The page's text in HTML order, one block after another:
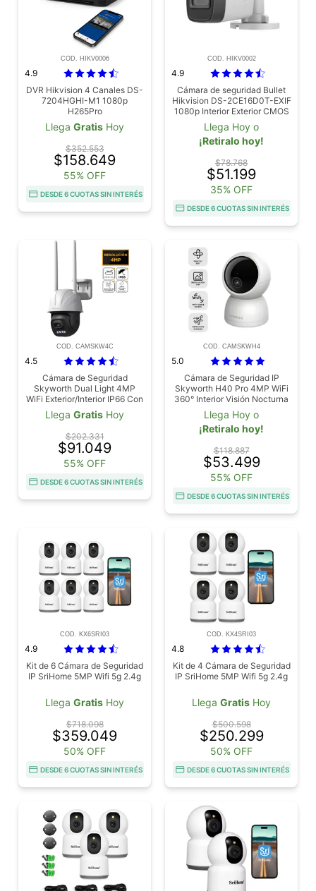
COD. HIKV0006
4.9
DVR Hikvision 4 Canales DS-
7204HGHI-M1 1080p
H265Pro
Llega Gratis Hoy
$352.553
$158.649
55% OFF
DESDE 6 CUOTAS SIN INTERÉS
COD. HIKV0002
4.9
Cámara de seguridad Bullet
Hikvision DS-2CE16D0T-EXIF
1080p Interior Exterior CMOS
de 2MP
Llega Hoy o
¡Retiralo hoy!
$78.768
$51.199
35% OFF
DESDE 6 CUOTAS SIN INTERÉS
COD. CAMSKW4C
4.5
Cámara de Seguridad
Skyworth Dual Light 4MP
WiFi Exterior/Interior IP66 Con
Visión Nocturna
Llega Gratis Hoy
$202.331
$91.049
55% OFF
DESDE 6 CUOTAS SIN INTERÉS
COD. CAMSKWH4
5.0
Cámara de Seguridad IP
Skyworth H40 Pro 4MP WiFi
360° Interior Visión Nocturna
Llega Hoy o
¡Retiralo hoy!
$118.887
$53.499
55% OFF
DESDE 6 CUOTAS SIN INTERÉS
COD. KX6SRI03
4.9
Kit de 6 Cámara de Seguridad
IP SriHome 5MP Wifi 5g 2.4g
Llega Gratis Hoy
$718.098
$359.049
50% OFF
DESDE 6 CUOTAS SIN INTERÉS
COD. KX4SRI03
4.8
Kit de 4 Cámara de Seguridad
IP SriHome 5MP Wifi 5g 2.4g
Llega Gratis Hoy
$500.598
$250.299
50% OFF
DESDE 6 CUOTAS SIN INTERÉS